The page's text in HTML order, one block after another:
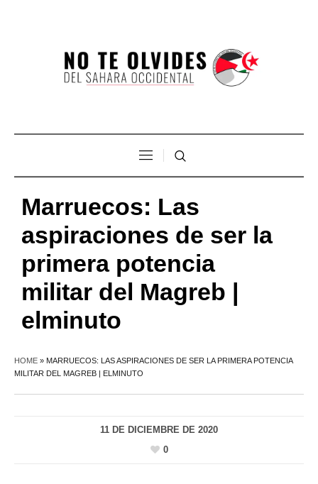
Marruecos: Las
aspiraciones de ser la
primera potencia
militar del Magreb |
elminuto
HOME » MARRUECOS: LAS ASPIRACIONES DE SER LA PRIMERA POTENCIA
MILITAR DEL MAGREB | ELMINUTO
11 DE DICIEMBRE DE 2020
0